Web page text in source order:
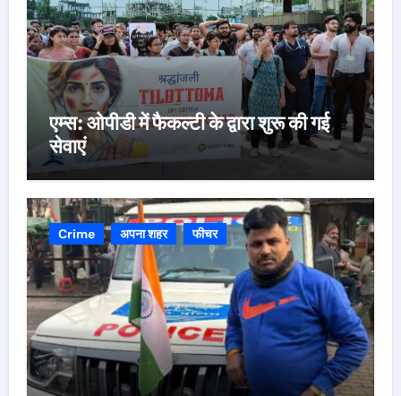
एम्स: ओपीडी में फैकल्टी के द्वारा शुरू की गई
सेवाएं
Crime अपना शहर फीचर